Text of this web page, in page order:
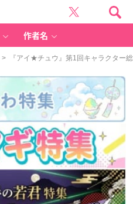
作者名
> 『アイ★チュウ』第1回キャラクター